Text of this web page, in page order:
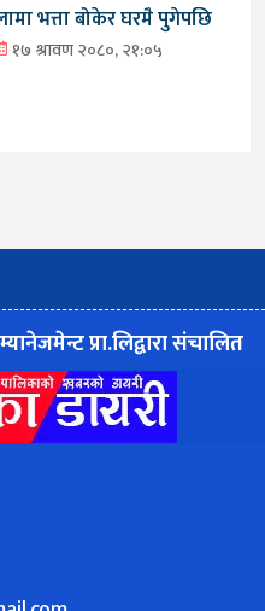
भत्ता बोकेर घरमै पुगेपछि
१७ श्रावण २०८०, २१:०५
प्रा.लिद्वारा संचालित